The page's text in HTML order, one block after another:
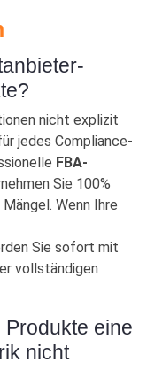
nicht explizit
jedes Compliance-
FBA-
Sie 100%
Wenn Ihre
Sie sofort mit
vollständigen
eine
nicht